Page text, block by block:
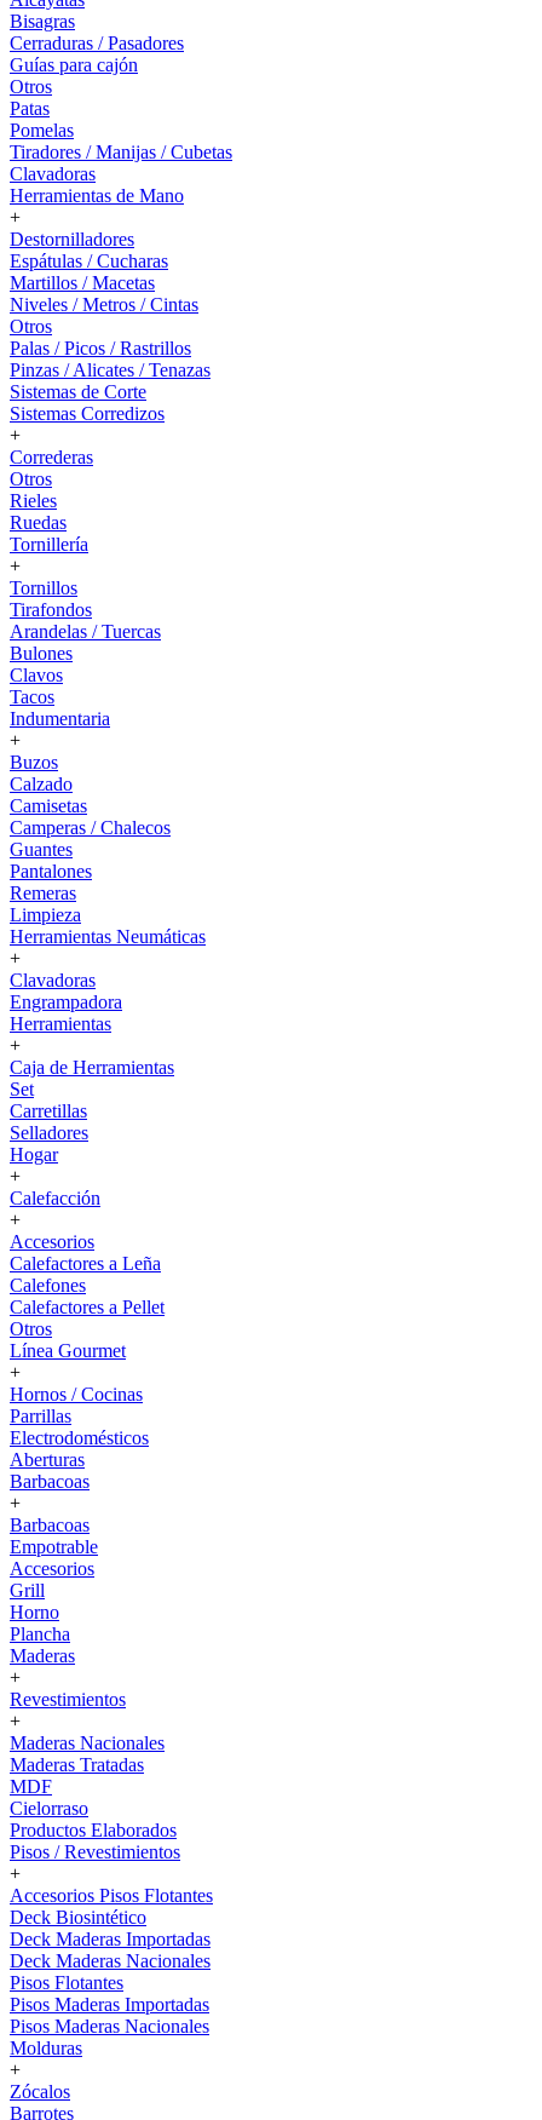
Bisagras
Cerraduras / Pasadores
Guías para cajón
Otros
Patas
Pomelas
Tiradores / Manijas / Cubetas
Clavadoras
Herramientas de Mano
+
Destornilladores
Espátulas / Cucharas
Martillos / Macetas
Niveles / Metros / Cintas
Otros
Palas / Picos / Rastrillos
Pinzas / Alicates / Tenazas
Sistemas de Corte
Sistemas Corredizos
+
Correderas
Otros
Rieles
Ruedas
Tornillería
+
Tornillos
Tirafondos
Arandelas / Tuercas
Bulones
Clavos
Tacos
Indumentaria
+
Buzos
Calzado
Camisetas
Camperas / Chalecos
Guantes
Pantalones
Remeras
Limpieza
Herramientas Neumáticas
+
Clavadoras
Engrampadora
Herramientas
+
Caja de Herramientas
Set
Carretillas
Selladores
Hogar
+
Calefacción
+
Accesorios
Calefactores a Leña
Calefones
Calefactores a Pellet
Otros
Línea Gourmet
+
Hornos / Cocinas
Parrillas
Electrodomésticos
Aberturas
Barbacoas
+
Barbacoas
Empotrable
Accesorios
Grill
Horno
Plancha
Maderas
+
Revestimientos
+
Maderas Nacionales
Maderas Tratadas
MDF
Cielorraso
Productos Elaborados
Pisos / Revestimientos
+
Accesorios Pisos Flotantes
Deck Biosintético
Deck Maderas Importadas
Deck Maderas Nacionales
Pisos Flotantes
Pisos Maderas Importadas
Pisos Maderas Nacionales
Molduras
+
Zócalos
Barrotes